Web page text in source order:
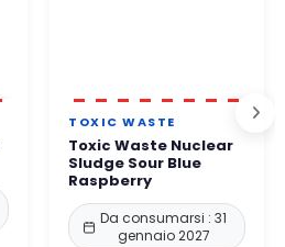
TOXIC WASTE
Toxic Waste Nuclear
Sludge Sour Blue
Raspberry
Da consumarsi : 31
gennaio 2027